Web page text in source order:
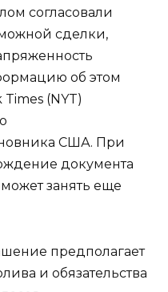
согласовали
сделки,
об этом
(NYT)
США. При
документа
занять еще
предполагает
и обязательства